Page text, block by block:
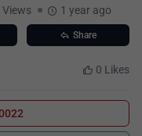
Views 1 year ago
Share
0 Likes